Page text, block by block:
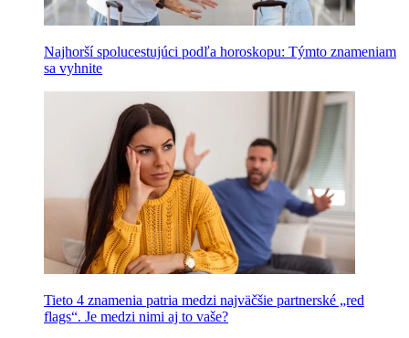
Najhorší spolucestujúci podľa horoskopu: Týmto znameniam
sa vyhnite
Tieto 4 znamenia patria medzi najväčšie partnerské „red
flags“. Je medzi nimi aj to vaše?